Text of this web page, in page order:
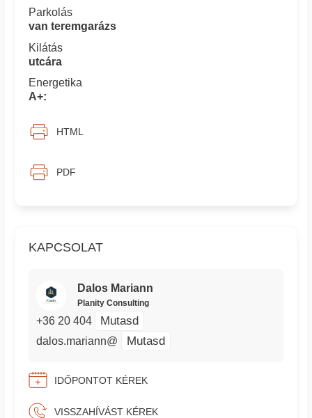
KAPCSOLAT
Dalos Mariann
Planity Consulting
+36 20 404 Mutasd
dalos.mariann@ Mutasd
IDŐPONTOT KÉREK
VISSZAHÍVÁST KÉREK
Parkolás
van teremgarázs
Kilátás
utcára
Energetika
A+:
HTML
PDF